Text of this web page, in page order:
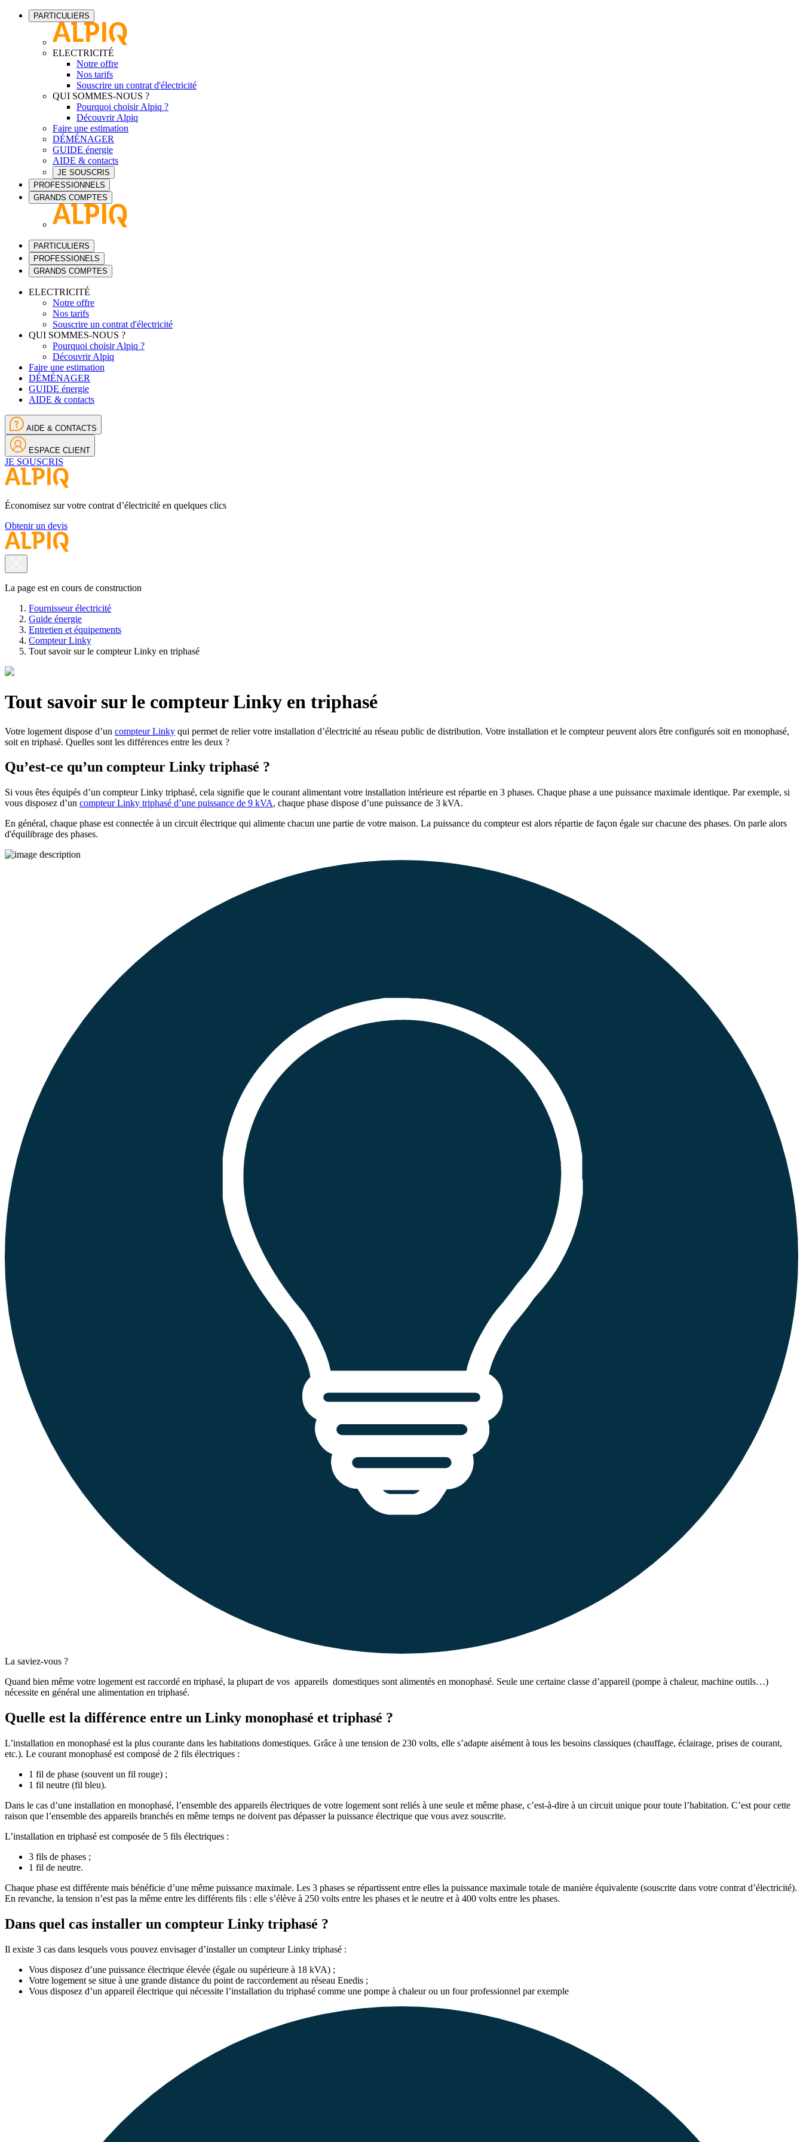
PARTICULIERS
ELECTRICITÉ
Notre offre
Nos tarifs
Souscrire un contrat d'électricité
QUI SOMMES-NOUS ?
Pourquoi choisir Alpiq ?
Découvrir Alpiq
Faire une estimation
DÉMÉNAGER
GUIDE énergie
AIDE & contacts
JE SOUSCRIS
PROFESSIONNELS
GRANDS COMPTES
PARTICULIERS
PROFESSIONELS
GRANDS COMPTES
ELECTRICITÉ
Notre offre
Nos tarifs
Souscrire un contrat d'électricité
QUI SOMMES-NOUS ?
Pourquoi choisir Alpiq ?
Découvrir Alpiq
Faire une estimation
DÉMÉNAGER
GUIDE énergie
AIDE & contacts
AIDE & CONTACTS
ESPACE CLIENT
JE SOUSCRIS
Économisez sur votre contrat d’électricité en quelques clics
Obtenir un devis
La page est en cours de construction
Fournisseur électricité
Guide énergie
Entretien et équipements
Compteur Linky
Tout savoir sur le compteur Linky en triphasé
Tout savoir sur le compteur Linky en triphasé
Votre logement dispose d’un compteur Linky qui permet de relier votre installation d’électricité au réseau public de distribution. Votre installation et le compteur peuvent alors être configurés soit en monophasé,
soit en triphasé. Quelles sont les différences entre les deux ?
Qu’est-ce qu’un compteur Linky triphasé ?
Si vous êtes équipés d’un compteur Linky triphasé, cela signifie que le courant alimentant votre installation intérieure est répartie en 3 phases. Chaque phase a une puissance maximale identique. Par exemple, si
vous disposez d’un compteur Linky triphasé d’une puissance de 9 kVA, chaque phase dispose d’une puissance de 3 kVA.
En général, chaque phase est connectée à un circuit électrique qui alimente chacun une partie de votre maison. La puissance du compteur est alors répartie de façon égale sur chacune des phases. On parle alors
d'équilibrage des phases.
La saviez-vous ?
Quand bien même votre logement est raccordé en triphasé, la plupart de vos appareils domestiques sont alimentés en monophasé. Seule une certaine classe d’appareil (pompe à chaleur, machine outils…)
nécessite en général une alimentation en triphasé.
Quelle est la différence entre un Linky monophasé et triphasé ?
L’installation en monophasé est la plus courante dans les habitations domestiques. Grâce à une tension de 230 volts, elle s’adapte aisément à tous les besoins classiques (chauffage, éclairage, prises de courant,
etc.). Le courant monophasé est composé de 2 fils électriques :
1 fil de phase (souvent un fil rouge) ;
1 fil neutre (fil bleu).
Dans le cas d’une installation en monophasé, l’ensemble des appareils électriques de votre logement sont reliés à une seule et même phase, c’est-à-dire à un circuit unique pour toute l’habitation. C’est pour cette
raison que l’ensemble des appareils branchés en même temps ne doivent pas dépasser la puissance électrique que vous avez souscrite.
L’installation en triphasé est composée de 5 fils électriques :
3 fils de phases ;
1 fil de neutre.
Chaque phase est différente mais bénéficie d’une même puissance maximale. Les 3 phases se répartissent entre elles la puissance maximale totale de manière équivalente (souscrite dans votre contrat d’électricité).
En revanche, la tension n’est pas la même entre les différents fils : elle s’élève à 250 volts entre les phases et le neutre et à 400 volts entre les phases.
Dans quel cas installer un compteur Linky triphasé ?
Il existe 3 cas dans lesquels vous pouvez envisager d’installer un compteur Linky triphasé :
Vous disposez d’une puissance électrique élevée (égale ou supérieure à 18 kVA) ;
Votre logement se situe à une grande distance du point de raccordement au réseau Enedis ;
Vous disposez d’un appareil électrique qui nécessite l’installation du triphasé comme une pompe à chaleur ou un four professionnel par exemple